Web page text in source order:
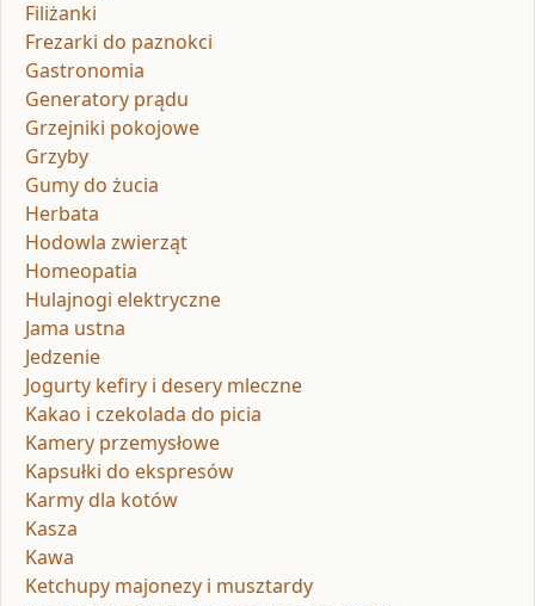
Filiżanki
Frezarki do paznokci
Gastronomia
Generatory prądu
Grzejniki pokojowe
Grzyby
Gumy do żucia
Herbata
Hodowla zwierząt
Homeopatia
Hulajnogi elektryczne
Jama ustna
Jedzenie
Jogurty kefiry i desery mleczne
Kakao i czekolada do picia
Kamery przemysłowe
Kapsułki do ekspresów
Karmy dla kotów
Kasza
Kawa
Ketchupy majonezy i musztardy